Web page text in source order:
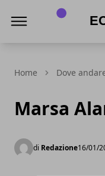
Home Dove
Marsa
di Redazione16/01/